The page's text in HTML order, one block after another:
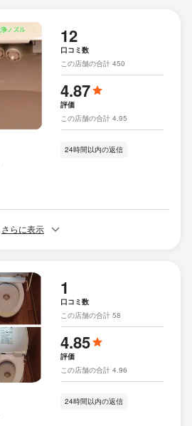
12
口コミ数
この店舗の合計 450
4.87
評価
この店舗の合計 4.95
24時間以内の返信
さらに表示
1
口コミ数
この店舗の合計 58
4.85
評価
この店舗の合計 4.96
24時間以内の返信